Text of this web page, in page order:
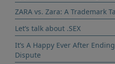
ZARA vs. Zara: A Trademark
Let’s talk about .SEX
It’s A Happy Ever After
Dispute